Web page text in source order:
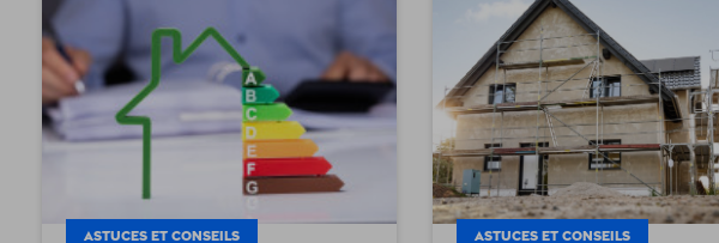
ASTUCES ET CONSEILS ASTUCES ET CONSEILS